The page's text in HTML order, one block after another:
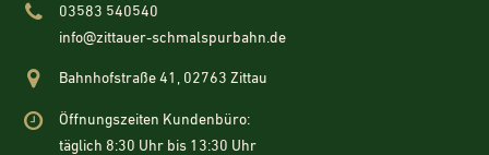
03583 540540
info@zittauer-schmalspurbahn.de
Bahnhofstraße 41, 02763 Zittau
Öffnungszeiten Kundenbüro:
täglich 8:30 Uhr bis 13:30 Uhr